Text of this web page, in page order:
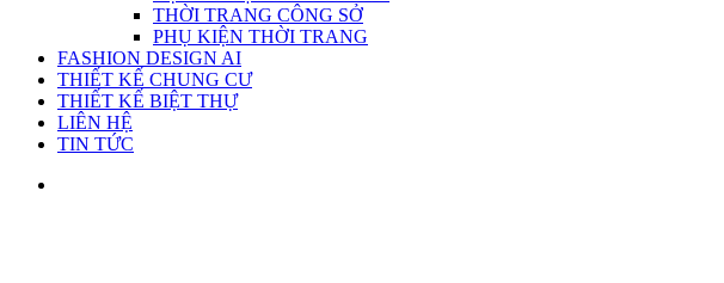
THỜI TRANG CÔNG SỞ
PHỤ KIỆN THỜI TRANG
FASHION DESIGN AI
THIẾT KẾ CHUNG CƯ
THIẾT KẾ BIỆT THỰ
LIÊN HỆ
TIN TỨC